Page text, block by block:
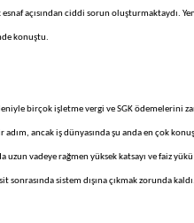
açısından ciddi sorun oluşturmaktaydı.
konuştu.
birçok işletme vergi ve SGK ödemelerini
ancak iş dünyasında şu anda en çok
uzun vadeye rağmen yüksek katsayı ve faiz
sistem dışına çıkmak zorunda